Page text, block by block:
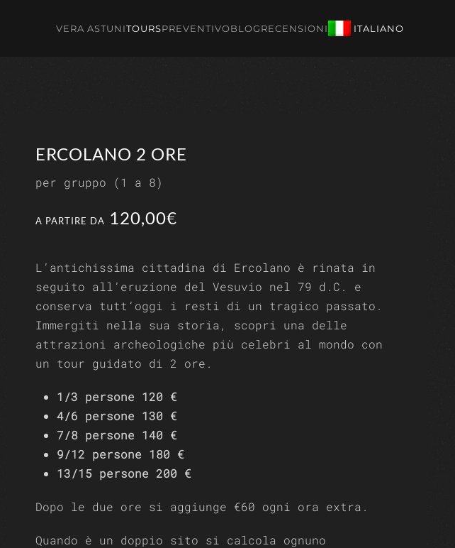
VERA ASTUNITOURSPREVENTIVOBLOGRECENSIONI ITALIANO
ERCOLANO 2 ORE
per gruppo (1 a 8)
A PARTIRE DA 120,00€
L’antichissima cittadina di Ercolano è rinata in
seguito all’eruzione del Vesuvio nel 79 d.C. e
conserva tutt’oggi i resti di un tragico passato.
Immergiti nella sua storia, scopri una delle
attrazioni archeologiche più celebri al mondo con
un tour guidato di 2 ore.
1/3 persone 120 €
4/6 persone 130 €
7/8 persone 140 €
9/12 persone 180 €
13/15 persone 200 €
Dopo le due ore si aggiunge €60 ogni ora extra.
Quando è un doppio sito si calcola ognuno